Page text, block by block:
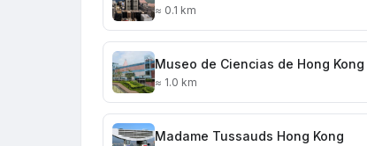
≈ 0.1 km
Museo de Ciencias de Hong Kong
≈ 1.0 km
Madame Tussauds Hong Kong